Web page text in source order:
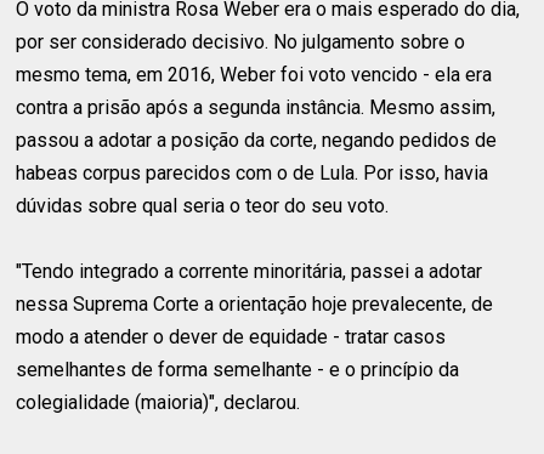
O voto da ministra Rosa Weber era o mais esperado do dia,
por ser considerado decisivo. No julgamento sobre o
mesmo tema, em 2016, Weber foi voto vencido - ela era
contra a prisão após a segunda instância. Mesmo assim,
passou a adotar a posição da corte, negando pedidos de
habeas corpus parecidos com o de Lula. Por isso, havia
dúvidas sobre qual seria o teor do seu voto.
"Tendo integrado a corrente minoritária, passei a adotar
nessa Suprema Corte a orientação hoje prevalecente, de
modo a atender o dever de equidade - tratar casos
semelhantes de forma semelhante - e o princípio da
colegialidade (maioria)", declarou.